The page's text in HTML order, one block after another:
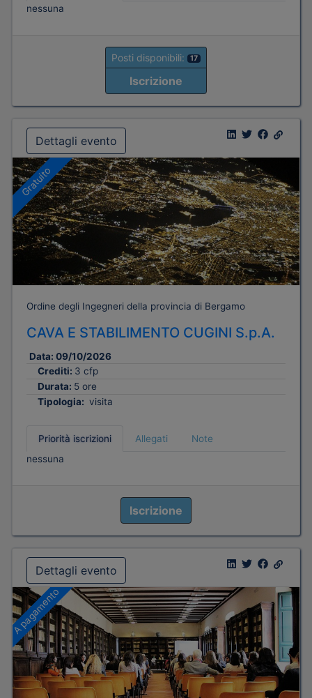
nessuna
Posti disponibili: 17
Iscrizione
Dettagli evento
Gratuito
Ordine degli Ingegneri della provincia di Bergamo
CAVA E STABILIMENTO CUGINI S.p.A.
Data: 09/10/2026
Crediti: 3 cfp
Durata: 5 ore
Tipologia: visita
Priorità iscrizioni Allegati
Note
nessuna
Iscrizione
Dettagli evento
A pagamento